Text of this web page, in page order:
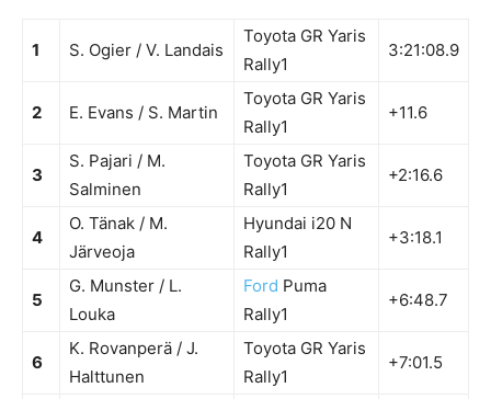
1 S. Ogier / V. Landais
Toyota GR Yaris
Rally1
3:21:08.9
2 E. Evans / S. Martin
Toyota GR Yaris
Rally1
+11.6
3
S. Pajari / M.
Salminen
Toyota GR Yaris
Rally1
+2:16.6
4
O. Tänak / M.
Järveoja
Hyundai i20 N
Rally1
+3:18.1
5
G. Munster / L.
Louka
Ford Puma
Rally1
+6:48.7
6
K. Rovanperä / J.
Halttunen
Toyota GR Yaris
Rally1
+7:01.5